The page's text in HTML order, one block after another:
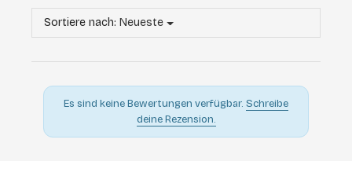
Sortiere nach: Neueste
Es sind keine Bewertungen verfügbar. Schreibe
deine Rezension.